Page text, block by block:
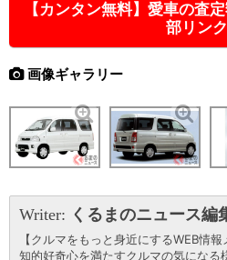
【カンタン無料】愛車の査
部リンク
画像ギャラリー
Writer: くるまのニュース編
【クルマをもっと身近にするWEB情報
知的好奇心を満たすクルマの気になる